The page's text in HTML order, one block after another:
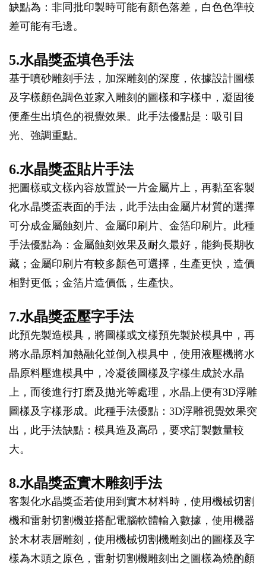
缺點為：非同批印製時可能有顏色落差，白色色準較
差可能有毛邊。
5.水晶獎盃填色手法
基于噴砂雕刻手法，加深雕刻的深度，依據設計圖樣
及字樣顏色調色並家入雕刻的圖樣和字樣中，凝固後
便產生出填色的視覺效果。此手法優點是：吸引目
光、強調重點。
6.水晶獎盃貼片手法
把圖樣或文樣內容放置於一片金屬片上，再黏至客製
化水晶獎盃表面的手法，此手法由金屬片材質的選擇
可分成金屬蝕刻片、金屬印刷片、金箔印刷片。此種
手法優點為：金屬蝕刻效果及耐久最好，能夠長期收
藏；金屬印刷片有較多顏色可選擇，生產更快，造價
相對更低；金箔片造價低，生產快。
7.水晶獎盃壓字手法
此預先製造模具，將圖樣或文樣預先製於模具中，再
將水晶原料加熱融化並倒入模具中，使用液壓機將水
晶原料壓進模具中，冷凝後圖樣及字樣生成於水晶
上，而後進行打磨及拋光等處理，水晶上便有3D浮雕
圖樣及字樣形成。此種手法優點：3D浮雕視覺效果突
出，此手法缺點：模具造及高昂，要求訂製數量較
大。
8.水晶獎盃實木雕刻手法
客製化水晶獎盃若使用到實木材料時，使用機械切割
機和雷射切割機並搭配電腦軟體輸入數據，使用機器
於木材表層雕刻，使用機械切割機雕刻出的圖樣及字
樣為木頭之原色，雷射切割機雕刻出之圖樣為燒酌顏